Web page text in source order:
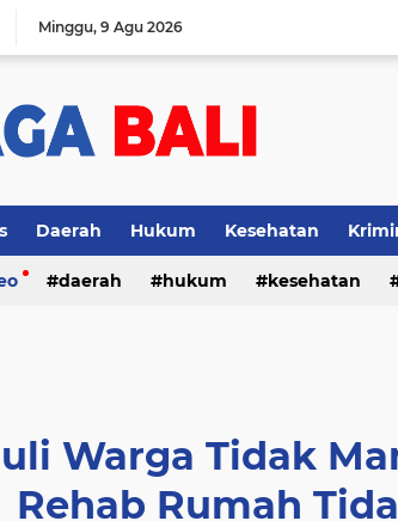
Minggu 9 Agu 2026
Daerah Hukum Kesehatan
daerah hukum kesehatan
Warga Tidak
Rehab Rumah